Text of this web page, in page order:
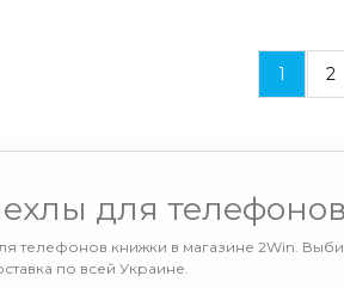
1 2
для
телефонов книжки в магазине 2Win.
по всей Украине.